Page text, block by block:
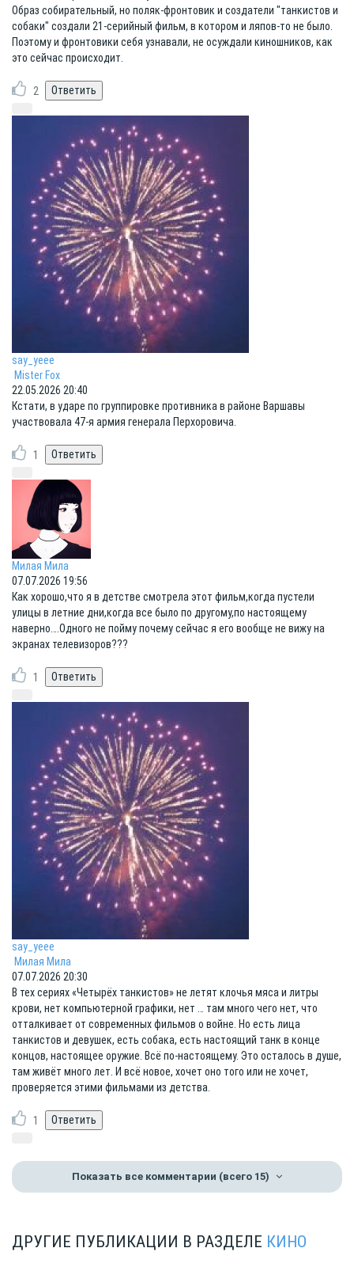
Образ собирательный, но поляк-фронтовик и создатели "танкистов и
собаки" создали 21-серийный фильм, в котором и ляпов-то не было.
Поэтому и фронтовики себя узнавали, не осуждали киношников, как
это сейчас происходит.
2
say_yeee
Mister Fox
22.05.2026 20:40
Кстати, в ударе по группировке противника в районе Варшавы
участвовала 47-я армия генерала Перхоровича.
1
Милая Мила
07.07.2026 19:56
Как хорошо,что я в детстве смотрела этот фильм,когда пустели
улицы в летние дни,когда все было по другому,по настоящему
наверно….Одного не пойму почему сейчас я его вообще не вижу на
экранах телевизоров???
1
say_yeee
Милая Мила
07.07.2026 20:30
В тех сериях «Четырёх танкистов» не летят клочья мяса и литры
крови, нет компьютерной графики, нет … там много чего нет, что
отталкивает от современных фильмов о войне. Но есть лица
танкистов и девушек, есть собака, есть настоящий танк в конце
концов, настоящее оружие. Всё по-настоящему. Это осталось в душе,
там живёт много лет. И всё новое, хочет оно того или не хочет,
проверяется этими фильмами из детства.
1
Показать все комментарии (всего 15)
ДРУГИЕ ПУБЛИКАЦИИ В РАЗДЕЛЕ КИНО